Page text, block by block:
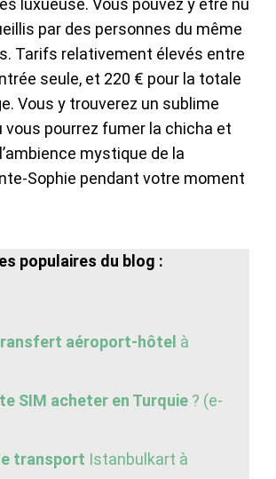
par des personnes du même
Tarifs relativement élevés entre
seule, et 220 € pour la totale
Vous y trouverez un sublime
vous pourrez fumer la chicha et
mystique de la
Sophie pendant votre moment
populaires du blog :
aéroport-hôtel à
SIM acheter en Turquie ? (e-
transport Istanbulkart à